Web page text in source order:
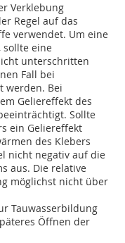
Verklebung
Regel auf das
verwendet. Um eine
sollte eine
unterschritten
Fall bei
werden. Bei
Geliereffekt des
Sollte
ein Geliereffekt
des Klebers
nicht negativ auf die
aus. Die relative
möglichst nicht über
Tauwasserbildung
Öffnen der